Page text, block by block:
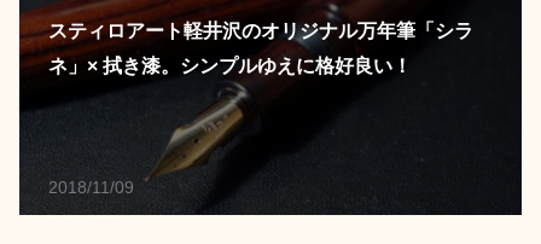
2018/11/09
スティロアート軽井沢のオリジナル万年筆「シラ
ネ」× 拭き漆。シンプルゆえに格好良い！